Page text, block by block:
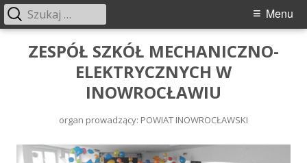
ZESPÓŁ SZKÓŁ MECHANICZNO-
ELEKTRYCZNYCH W
INOWROCŁAWIU
organ prowadzący: POWIAT INOWROCŁAWSKI
Menu